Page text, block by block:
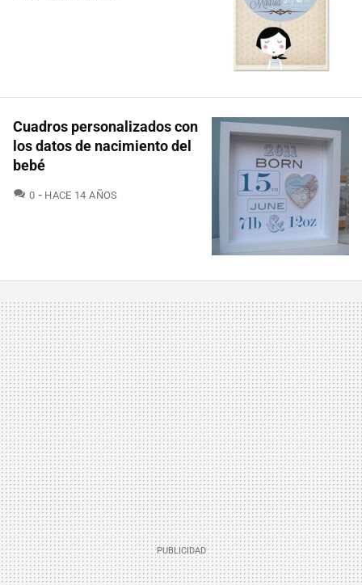
Cuadros personalizados con
los datos de nacimiento del
bebé
0 COMENTARIOS
HACE 14 AÑOS